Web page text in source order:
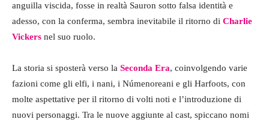
anguilla viscida, fosse in realtà Sauron sotto falsa identità e
adesso, con la conferma, sembra inevitabile il ritorno di Charlie
Vickers nel suo ruolo.
La storia si sposterà verso la Seconda Era, coinvolgendo varie
fazioni come gli elfi, i nani, i Númenoreani e gli Harfoots, con
molte aspettative per il ritorno di volti noti e l’introduzione di
nuovi personaggi. Tra le nuove aggiunte al cast, spiccano nomi